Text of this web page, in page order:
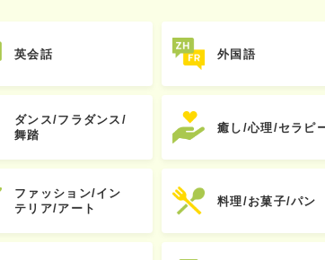
英会話 外国語
ダンス/フラダンス/
舞踏
癒し/心理/セラピ
ファッション/イン
テリア/アート
料理/お菓子/パン